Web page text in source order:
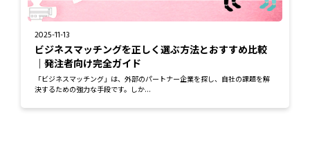
2025-11-13
ビジネスマッチングを正しく選ぶ方法とおすすめ比較
｜発注者向け完全ガイド
「ビジネスマッチング」は、外部のパートナー企業を探し、自社の課題を解
決するための強力な手段です。しか...